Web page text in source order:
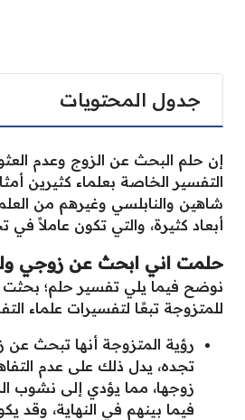
جدول المحتويات
إن حلم البحث عن الزوج وعدم
التفسير الخاصة بعلماء كثيرين
شاهين والنابلسي وغيرهم من
أبعاد كثيرة، والتي تكون عاملاً
حلمت اني ابحث عن زوجي
نوضح فيما يلي تفسير حلم؛
للمتزوجة تبعًا لتفسيرات علماء
رؤية المتزوجة أنها تبحث عن
تجده، يدل ذلك على عدم
زوجها، مما يؤدي إلى نشوب
فيما بينهم في النهاية، وقد